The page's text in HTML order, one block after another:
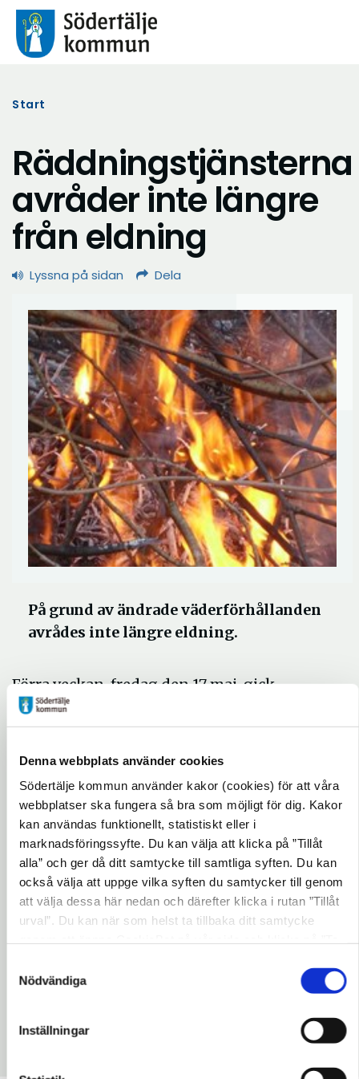
Denna webbplats använder cookies
Södertälje kommun använder kakor (cookies) för att våra
webbplatser ska fungera så bra som möjligt för dig. Kakor
kan användas funktionellt, statistiskt eller i
marknadsföringssyfte. Du kan välja att klicka på ”Tillåt
alla” och ger då ditt samtycke till samtliga syften. Du kan
också välja att uppge vilka syften du samtycker till genom
att välja dessa här nedan och därefter klicka i rutan ”Tillåt
urval”. Du kan när som helst ta tillbaka ditt samtycke
kan du läsa om hur kakorna används och hur vi och våra
leverantörer inhämtar och behandlar personuppgifter.
Nödvändiga
Inställningar
Start
Räddningstjänsterna
avråder inte längre
från eldning
Lyssna på sidan Dela
På grund av ändrade väderförhållanden
avrådes inte längre eldning.
Förra veckan, fredag den 17 maj, gick
Räddningstjänsterna i Stockholms län ut
med informationen att de avråder från
eldning i hela Stockholms län. Läs vår
Räddningstjänsterna i länet avråder från att
elda Öppna
i
nytt
fönster
Igår, den 19 maj gick Räddningstjänsterna i
Stockholms län ut med ny information: På
grund av ändrade väderförhållanden avrådes
inte längre eldning. Bedömningen är gjord
utifrån SMHI:s prognosunderlag och i
Läs mer:Södertörns brandförsvarsförbund
i
nytt